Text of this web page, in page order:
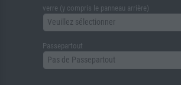
verre (y compris le panneau arrière)
Veuillez sélectionner
Passepartout
Pas de Passepartout